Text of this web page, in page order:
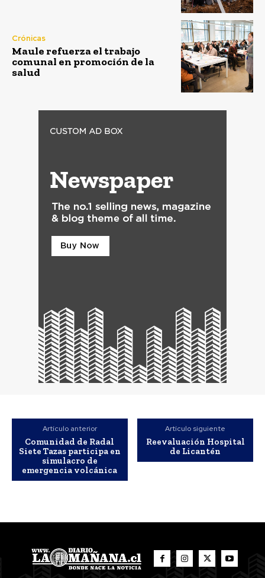
Crónicas
Maule refuerza el trabajo
comunal en promoción de la
salud
Artículo anterior
Comunidad de Radal
Siete Tazas participa en
simulacro de
emergencia volcánica
Artículo siguiente
Reevaluación Hospital
de Licantén